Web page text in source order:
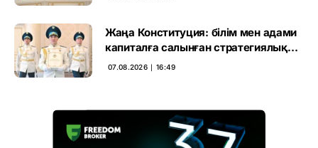
Жаңа Конституция: білім мен адами
капиталға салынған стратегиялық
негіз
07.08.2026 ∣ 16:49